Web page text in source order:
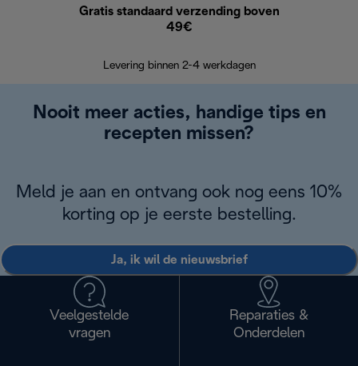
Gratis standaard verzending boven
49€
Levering binnen 2-4 werkdagen
Nooit meer acties, handige tips en
recepten missen?
Meld je aan en ontvang ook nog eens 10%
korting op je eerste bestelling.
Ja, ik wil de nieuwsbrief
Veelgestelde
vragen
Reparaties &
Onderdelen